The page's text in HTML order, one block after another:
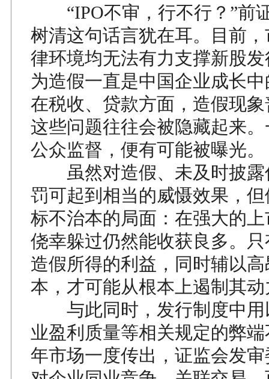
“IPO不审，行不行？”前
树清这句话言犹在耳。目前
律环境均无法有力支撑新股
为造假一直是中国企业成长
在税收、贷款方面，造假现
这些问题往往会被隐藏起来
公众监督，便有可能被曝光。
虽然对造假、未及时披露
罚可起到相当的威慑效果，
标不治本的局面：在强大的
侥幸躲过仍然能收获良多。
造假所得的利益，同时辅以
本，才可能从根本上遏制其
与此同时，发行制度中用
业盈利质量等相关规定的弊
年市场一度传出，证监会发